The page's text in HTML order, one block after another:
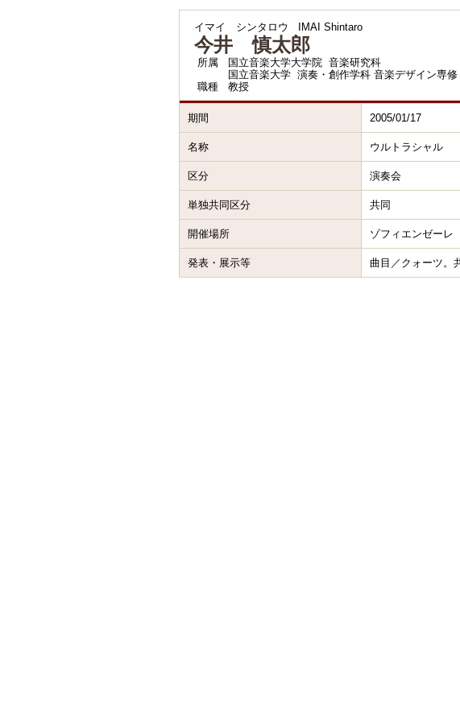
イマイ シンタロウ IMAI Shintaro
今井 慎太郎
所属
国立音楽大学大学院 音楽研究科
国立音楽大学 演奏・創作学科 音楽デザイン専修
職種
教授
期間 2005/01/17
名称 ウルトラシャル
区分 演奏会
単独共同区分 共同
開催場所 ゾフィエンゼーレ
発表・展示等 曲目／クォーツ。